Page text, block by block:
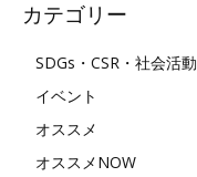
カテゴリー
SDGs・CSR・社会活動
イベント
オススメ
オススメNOW